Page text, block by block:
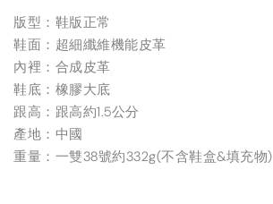
版型：鞋版正常
鞋面：超細纖維機能皮革
內裡：合成皮革
鞋底：橡膠大底
跟高：跟高約1.5公分
產地：中國
重量：一雙38號約332g(不含鞋盒&填充物)